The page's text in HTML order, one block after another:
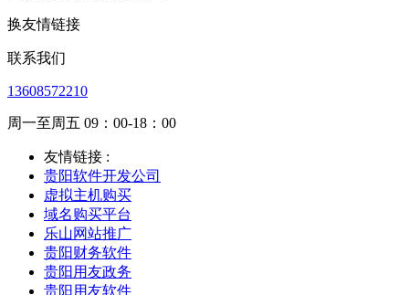
换友情链接
联系我们
13608572210
周一至周五 09：00-18：00
友情链接 :
贵阳软件开发公司
虚拟主机购买
域名购买平台
乐山网站推广
贵阳财务软件
贵阳用友政务
贵阳用友软件